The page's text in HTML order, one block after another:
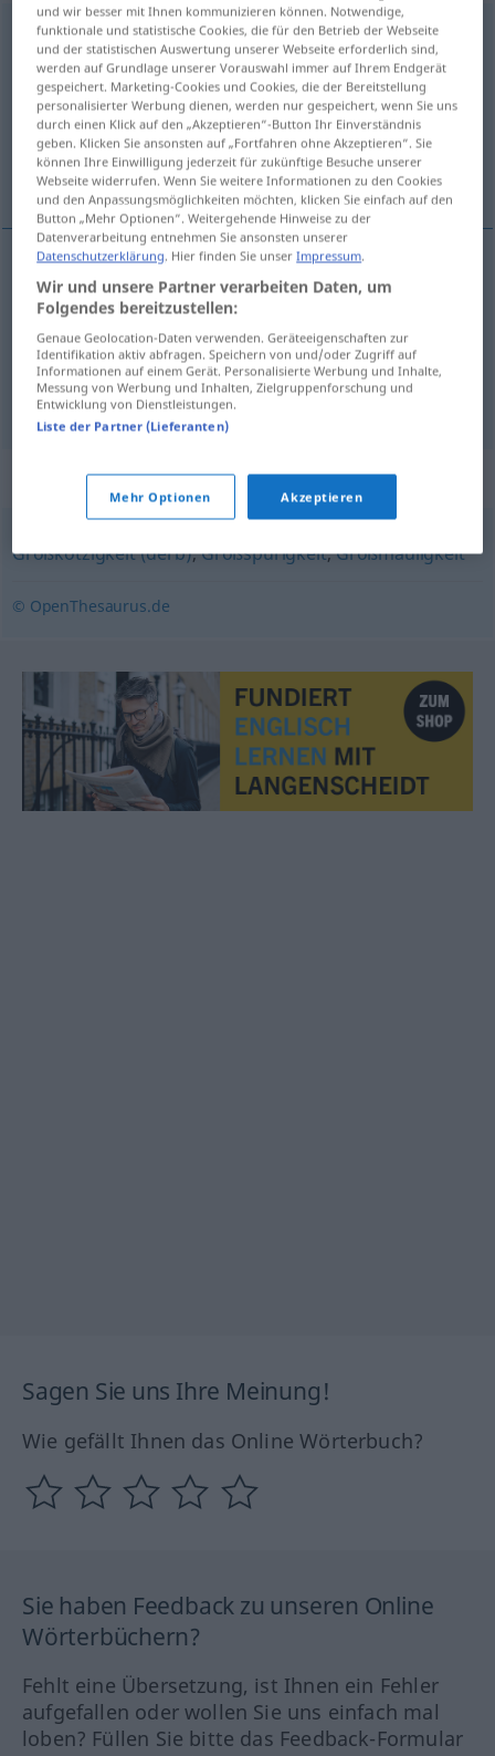
Aufgeblasenheitf <Aufgeblasenheit;keinpl> FIG
Übersicht aller Übersetzungen
(Für mehr Details die Übersetzung anklicken/antippen)
swollenheadedness, self-importance,
conceitedness
swollenheadedness Aufgeblasenheit
self-importance Aufgeblasenheit
conceitedness Aufgeblasenheit
Synonyme für "Aufgeblasenheit"
Großkotzigkeit (derb),Großspurigkeit,Großmäuligkeit
© OpenThesaurus.de
Sagen Sie uns Ihre Meinung!
Wie gefällt Ihnen das Online Wörterbuch?
Sie haben Feedback zu unseren Online
Wörterbüchern?
Fehlt eine Übersetzung, ist Ihnen ein Fehler
aufgefallen oder wollen Sie uns einfach mal
loben? Füllen Sie bitte das Feedback-Formular
und wir besser mit Ihnen kommunizieren können. Notwendige,
funktionale und statistische Cookies, die für den Betrieb der Webseite
und der statistischen Auswertung unserer Webseite erforderlich sind,
werden auf Grundlage unserer Vorauswahl immer auf Ihrem Endgerät
gespeichert. Marketing-Cookies und Cookies, die der Bereitstellung
personalisierter Werbung dienen, werden nur gespeichert, wenn Sie uns
durch einen Klick auf den „Akzeptieren“-Button Ihr Einverständnis
geben. Klicken Sie ansonsten auf „Fortfahren ohne Akzeptieren“. Sie
können Ihre Einwilligung jederzeit für zukünftige Besuche unserer
Webseite widerrufen. Wenn Sie weitere Informationen zu den Cookies
und den Anpassungsmöglichkeiten möchten, klicken Sie einfach auf den
Button „Mehr Optionen“. Weitergehende Hinweise zu der
Datenverarbeitung entnehmen Sie ansonsten unserer
Datenschutzerklärung. Hier finden Sie unserImpressum.
Wir und unsere Partner verarbeiten Daten, um
Folgendes bereitzustellen:
Genaue Geolocation-Daten verwenden. Geräteeigenschaften zur
Identifikation aktiv abfragen. Speichern von und/oder Zugriff auf
Informationen auf einem Gerät. Personalisierte Werbung und Inhalte,
Messung von Werbung und Inhalten, Zielgruppenforschung und
Entwicklung von Dienstleistungen.
Liste der Partner (Lieferanten)
Mehr Optionen Akzeptieren